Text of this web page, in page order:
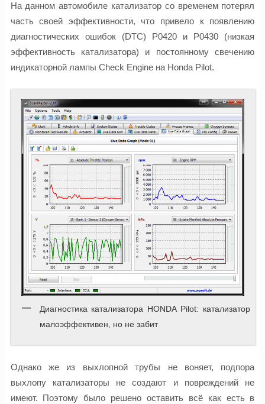
На данном автомобиле катализатор со временем потерял
часть своей эффективности, что привело к появлению
диагностических ошибок (DTC) P0420 и P0430 (низкая
эффективность катализатора) и постоянному свечению
индикаторной лампы Check Engine на Honda Pilot.
Диагностика катализатора HONDA Pilot: катализатор
малоэффективен, но не забит
Однако же из выхлопной трубы не воняет, подпора
выхлопу катализаторы не создают и повреждений не
имеют. Поэтому было решено оставить всё как есть в